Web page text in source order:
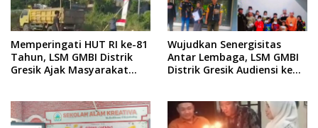
Memperingati HUT RI ke-81
Tahun, LSM GMBI Distrik
Gresik Ajak Masyarakat
Wujudkan Senergisitas
Antar Lembaga, LSM GMBI
Distrik Gresik Audiensi ke
Sosial Santunan Anak
Yatim Piatu